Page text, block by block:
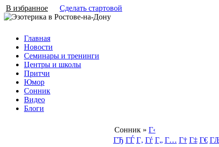
В избранное Сделать стартовой
Главная
Новости
Семинары и тренинги
Центры и школы
Притчи
Юмор
Сонник
Видео
Блоги
Сонник » Г‹
ГЂ ГЃ Г‚ Гѓ Г„ Г… Г† Г‡ Г€